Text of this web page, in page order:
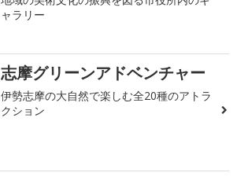
ャラリー
志摩グリーンアドベンチャー
伊勢志摩の大自然で楽しむ全20種のアトラ
クション